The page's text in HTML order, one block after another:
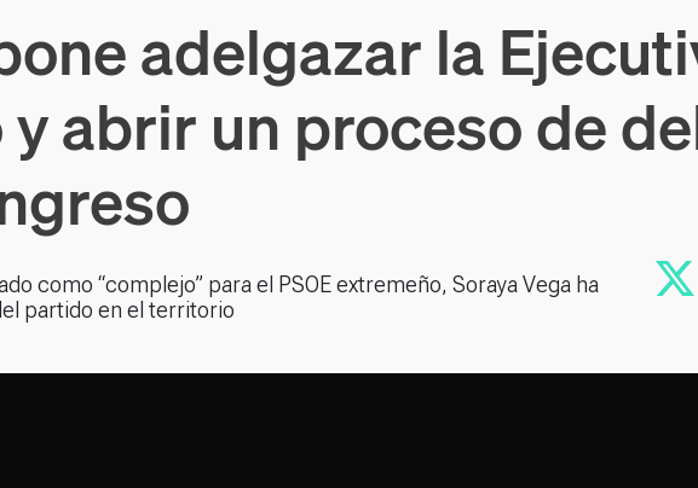
adelgazar la
abrir un proceso de
como “complejo” para el PSOE extremeño, Soraya Vega ha
partido en el territorio